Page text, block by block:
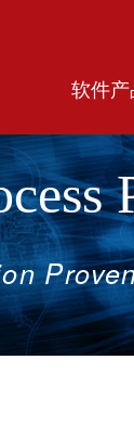
软件产